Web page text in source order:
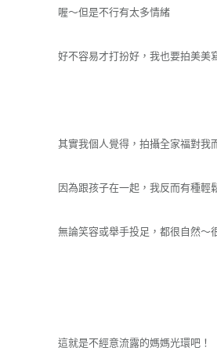
喔～但是不行有太多情緒
好不容易才打扮好，我也要拍美美
其實我個人覺得，拍攝全家福對我
因為跟孩子在一起，我反而有種輕
無論笑容或舉手投足，都很自然～
這就是不經意流露的媽媽光環吧！